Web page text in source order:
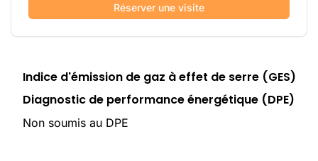
Réserver une visite
Indice d'émission de gaz à effet de serre (GES)
Diagnostic de performance énergétique (DPE)
Non soumis au DPE